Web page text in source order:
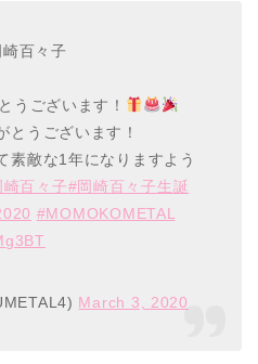
崎百々子
うございます！
とうございます！
素敵な1年になりますよう
崎百々子#岡崎百々子生誕
#MOMOKOMETAL
March 3, 2020